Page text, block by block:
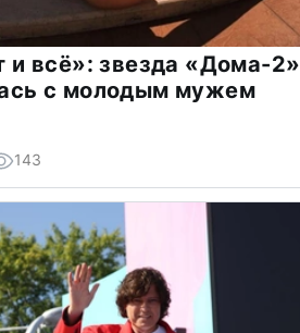
и всё»: звезда «Дома-2»
с молодым мужем
143